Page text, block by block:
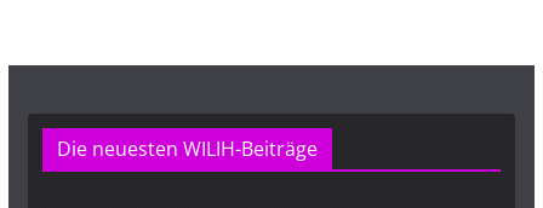
Die neuesten WILIH-Beiträge